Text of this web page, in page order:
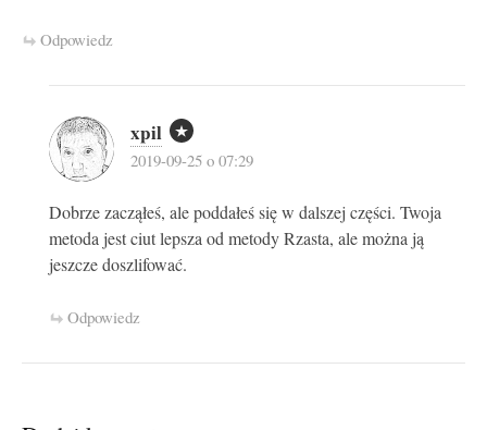
Odpowiedz
xpil
2019-09-25 o 07:29
Dobrze zacząłeś, ale poddałeś się w dalszej części. Twoja
metoda jest ciut lepsza od metody Rzasta, ale można ją
jeszcze doszlifować.
Odpowiedz